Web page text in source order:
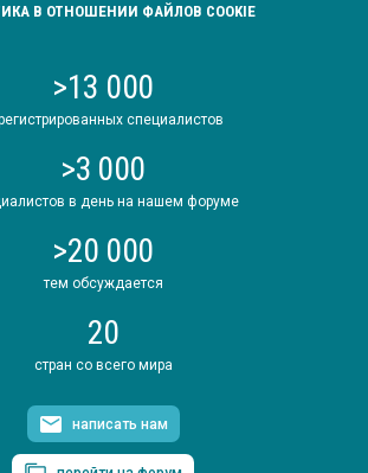
В ОТНОШЕНИИ ФАЙЛОВ COOKIE
>13 000
специалистов
>3 000
в день на нашем форуме
>20 000
тем обсуждается
20
стран со всего мира
написать нам